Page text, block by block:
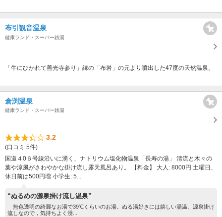
布引観音温泉
健康ランド・スーパー銭湯
「牛にひかれて善光寺参り」縁の「布岩」の元より噴出した47度の天然温泉。
倉渕温泉
健康ランド・スーパー銭湯
3.2
(口コミ 5件)
国道４0６号線沿いに湧く、ナトリウム塩化物温泉「長寿の湯」 清流と木々の
葉や涼風がさわやかな掛け流し露天風呂あり。 【料金】 大人: 8000円 土曜日、
休日前は500円増 小学生: 5...
“ぬるめの源泉掛け流し温泉”
無色透明の綺麗なお湯で39℃くらいのお湯。ぬる湯好きには嬉しい湯温。源泉掛け
流しなので，気持ちよく浸...